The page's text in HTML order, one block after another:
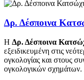
Δρ. Δέσποινα
Η Δρ. Δέσποινα
εξειδικευμένη στις
ογκολογίας και στους
ογκολογικών σχημάτων.